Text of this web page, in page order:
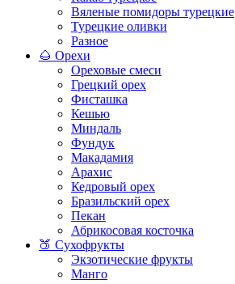
Вяленые помидоры турецкие
Турецкие оливки
Разное
🌰 Орехи
Ореховые смеси
Грецкий орех
Фисташка
Кешью
Миндаль
Фундук
Макадамия
Арахис
Кедровый орех
Бразильский орех
Пекан
Абрикосовая косточка
🍑 Сухофрукты
Экзотические фрукты
Манго